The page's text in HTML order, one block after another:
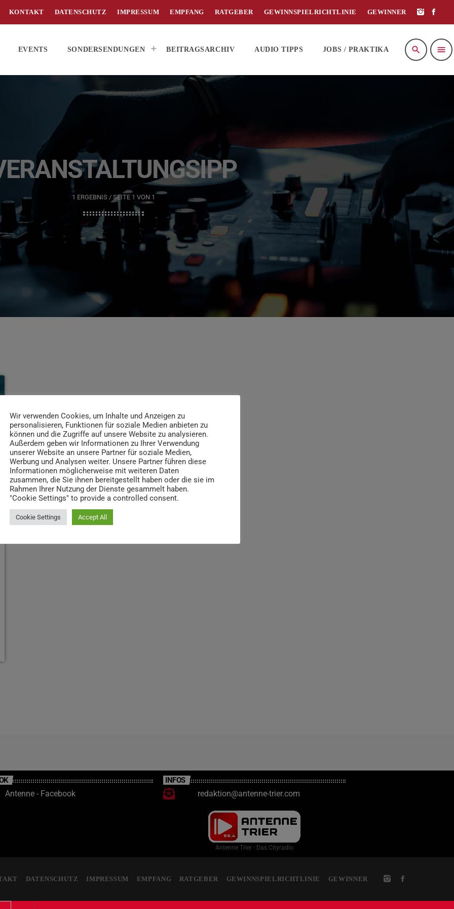
KONTAKT DATENSCHUTZ IMPRESSUM EMPFANG RATGEBER GEWINNSPIELRICHTLINIE GEWINNER
EVENTS SONDERSENDUNGEN BEITRAGSARCHIV AUDIO TIPPS JOBS / PRAKTIKA search menu
1 ERGEBNIS / SEITE 1 VON 1
Antenne - Facebook
INFOS
redaktion@antenne-trier.com
Antenne Trier - Das Cityradio
DATENSCHUTZ IMPRESSUM EMPFANG RATGEBER GEWINNSPIELRICHTLINIE GEWINNER
Wir verwenden Cookies, um Inhalte und Anzeigen zu
personalisieren, Funktionen für soziale Medien anbieten zu
können und die Zugriffe auf unsere Website zu analysieren.
Außerdem geben wir Informationen zu Ihrer Verwendung
unserer Website an unsere Partner für soziale Medien,
Werbung und Analysen weiter. Unsere Partner führen diese
Informationen möglicherweise mit weiteren Daten
zusammen, die Sie ihnen bereitgestellt haben oder die sie im
Rahmen Ihrer Nutzung der Dienste gesammelt haben.
"Cookie Settings" to provide a controlled consent.
Cookie Settings Accept All